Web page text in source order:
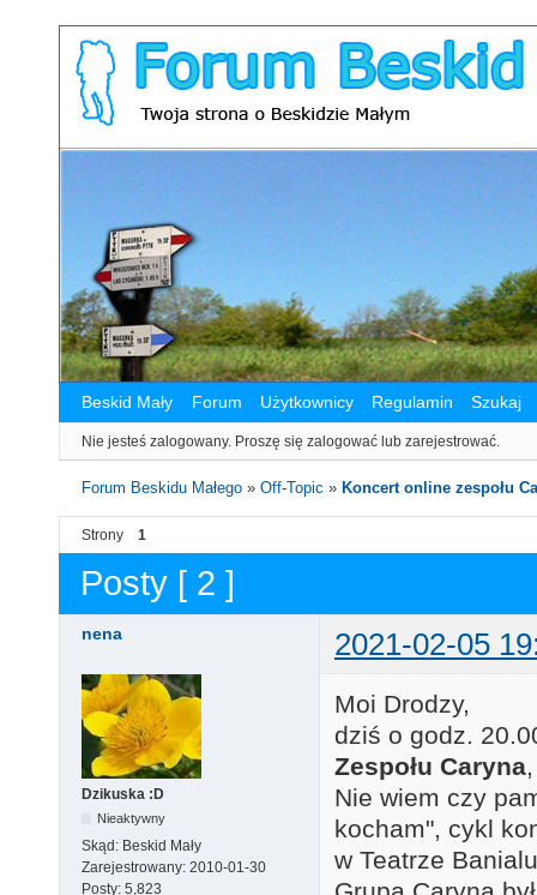
Beskid Mały Forum Użytkownicy Regulamin Szukaj
Nie jesteś zalogowany. Proszę się zalogować lub zarejestrować.
Forum Beskidu Małego »Off-Topic » Koncert online zespołu
Strony 1
Posty [ 2 ]
nena 2021-02-05
Dzikuska :D
Nieaktywny
Skąd: Beskid Mały
Zarejestrowany: 2010-01-30
Posty: 5,823
Moi Drodzy,
dziś o godz.
Zespołu Caryna
Nie wiem czy
kocham", cykl
w Teatrze